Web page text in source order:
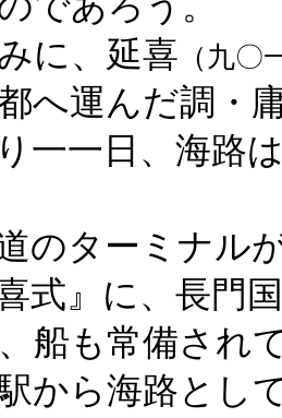
に、延喜 （九
へ運んだ調・
一一日、海路
のターミナル
式』に、長門
船も常備され
から海路とし